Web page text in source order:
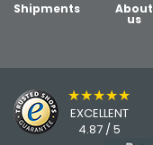
Shipments About
us
★★★★★
EXCELLENT
4.87 / 5